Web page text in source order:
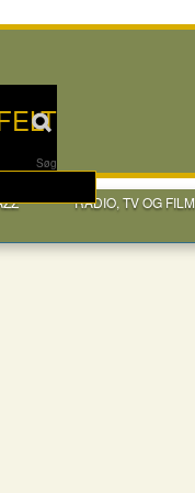
Søg
RADIO, TV OG FILM